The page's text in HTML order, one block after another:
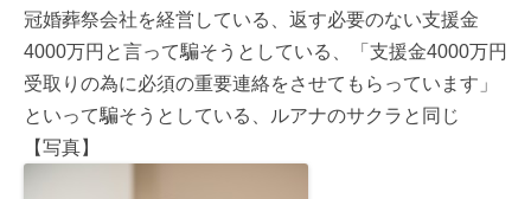
冠婚葬祭会社を経営している、返す必要のない支援金
4000万円と言って騙そうとしている、「支援金4000万円
受取りの為に必須の重要連絡をさせてもらっています」
といって騙そうとしている、ルアナのサクラと同じ
【写真】